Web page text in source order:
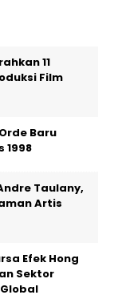
11
Film
Baru
1998
Taulany,
Artis
Efek Hong
Sektor